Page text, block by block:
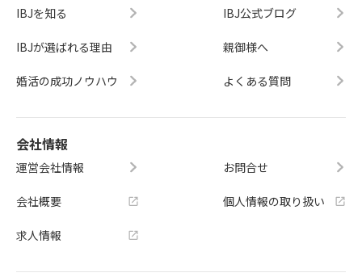
IBJを知る
IBJが選ばれる理由
婚活の成功ノウハウ
IBJ公式ブログ
親御様へ
よくある質問
会社情報
運営会社情報
会社概要
求人情報
お問合せ
個人情報の取り扱い